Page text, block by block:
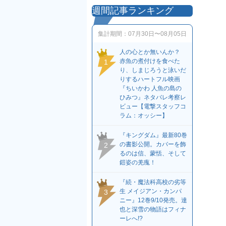
週間記事ランキング
集計期間： 07月30日〜08月05日
1
人の心とか無いんか？
赤魚の煮付けを食べた
り、しまじろうと泳いだ
りするハートフル映画
『ちいかわ 人魚の島の
ひみつ』ネタバレ考察レ
ビュー【電撃スタッフコ
ラム：オッシー】
2
『キングダム』最新80巻
の書影公開。カバーを飾
るのは信、蒙恬、そして
鎧姿の羌瘣！
3
『続・魔法科高校の劣等
生 メイジアン・カンパ
ニー』12巻9/10発売。達
也と深雪の物語はフィナ
ーレへ!?